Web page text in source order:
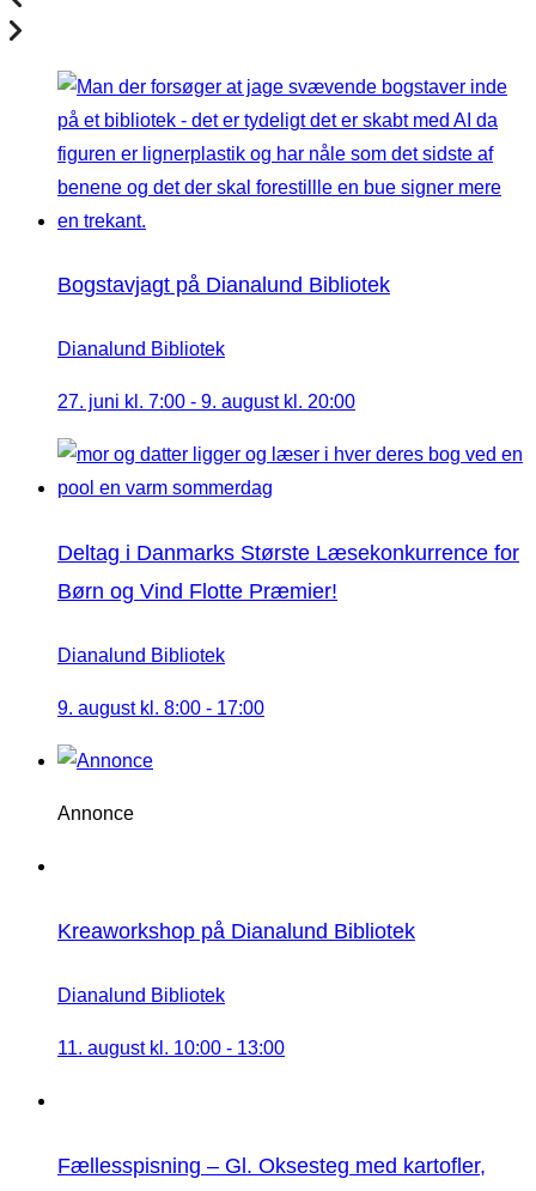
Bogstavjagt på Dianalund Bibliotek
Dianalund Bibliotek
27. juni kl. 7:00 - 9. august kl. 20:00
Deltag i Danmarks Største Læsekonkurrence for
Børn og Vind Flotte Præmier!
Dianalund Bibliotek
9. august kl. 8:00 - 17:00
Annonce
Kreaworkshop på Dianalund Bibliotek
Dianalund Bibliotek
11. august kl. 10:00 - 13:00
Fællesspisning – Gl. Oksesteg med kartofler,